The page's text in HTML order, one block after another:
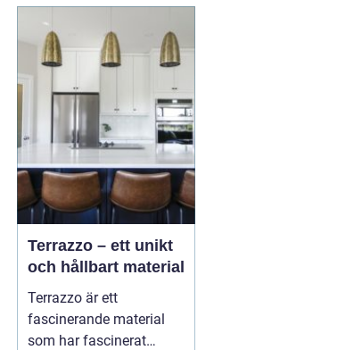
höstar och varma
somrar, utsätts taket för
stora påfrestningar året
runt. Därför spelar valet
02 augusti 2026
Terrazzo – ett unikt
och hållbart material
Terrazzo är ett
fascinerande material
som har fascinerat